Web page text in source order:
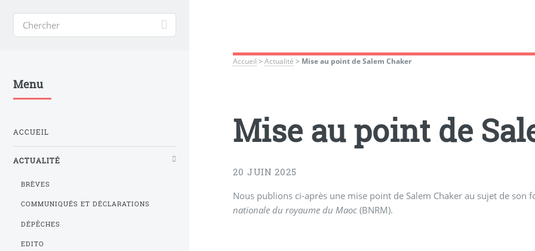
Accueil >Actualité > Mise au point de Salem Chaker
Mise au point de
20 JUIN 2025
Nous publions ci-après une mise point de Salem Chaker au sujet de son
nationale du royaume du Maoc (BNRM).
Menu
ACCUEIL
ACTUALITÉ
BRÈVES
COMMUNIQUÉS ET DÉCLARATIONS
DÉPÊCHES
EDITO